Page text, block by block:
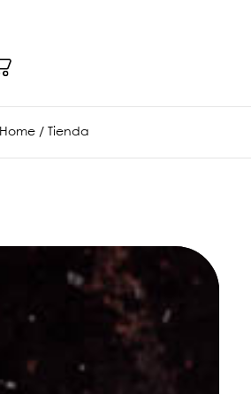
Home / Tienda